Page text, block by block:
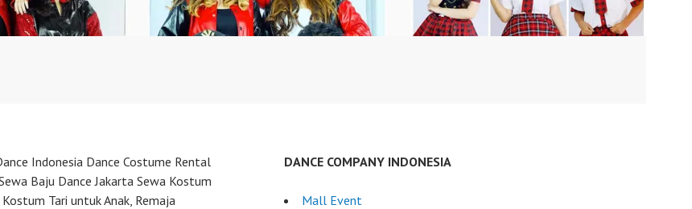
Indonesia Dance Costume Rental
Baju Dance Jakarta Sewa Kostum
Tari untuk Anak, Remaja
DANCE COMPANY INDONESIA
Mall Event